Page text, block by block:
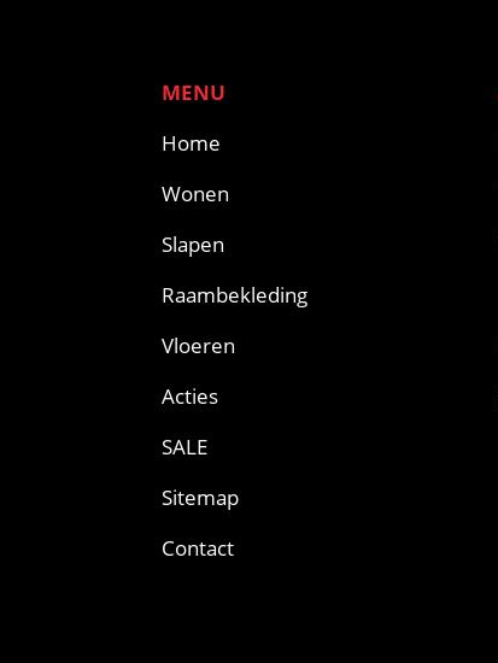
MENU
Home
Wonen
Slapen
Raambekleding
Vloeren
Acties
SALE
Sitemap
Contact